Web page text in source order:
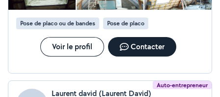
Pose de placo ou de bandes Pose de placo
Voir le profil Contacter
Auto-entrepreneur
Laurent david (Laurent David)